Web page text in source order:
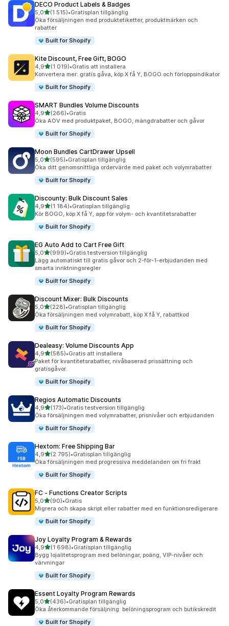
DECO Product Labels & Badges
5,0av 5 stjärnor
(1 515)
1515 recensioner totalt
•Gratisplan tillgänglig
Öka försäljningen med produktetiketter, produktmärken och
rabatter
Built for Shopify
Kite Discount, Free Gift, BOGO
4,9av 5 stjärnor
(1 019)
1019 recensioner totalt
•Gratis att installera
Konvertera mer: gratis gåva, köp X få Y, BOGO och förloppsindikator
Built for Shopify
SMART Bundles Volume Discounts
4,9av 5 stjärnor
(266)
266 recensioner totalt
•Gratis
Öka AOV med produktpaket, BOGO, mängdrabatter och gåvor
Built for Shopify
Moon Bundles CartDrawer Upsell
5,0av 5 stjärnor
(595)
595 recensioner totalt
•Gratisplan tillgänglig
Öka ditt genomsnittliga ordervärde med paket och volymrabatter
Built for Shopify
Discounty: Bulk Discount Sales
4,9av 5 stjärnor
(1 184)
1184 recensioner totalt
•Gratisplan tillgänglig
Kör BOGO, köp X få Y, app för volym- och kvantitetsrabatter
Built for Shopify
EG Auto Add to Cart Free Gift
5,0av 5 stjärnor
(999)
999 recensioner totalt
•Gratis testversion tillgänglig
Lägg automatiskt till gratis gåvor och 2-för-1-erbjudanden med
smarta inriktningsregler
Built for Shopify
Discount Mixer: Bulk Discounts
5,0av 5 stjärnor
(228)
228 recensioner totalt
•Gratisplan tillgänglig
Öka försäljningen med volymrabatt, köp X få Y, rabattkod
Built for Shopify
Dealeasy: Volume Discounts App
4,9av 5 stjärnor
(585)
585 recensioner totalt
•Gratis att installera
Paket för kvantitetsrabatter, nivåbaserad prissättning och
gratisgåvor.
Built for Shopify
Regios Automatic Discounts
4,9av 5 stjärnor
(173)
173 recensioner totalt
•Gratis testversion tillgänglig
Öka försäljningen med volymrabatter, prisnivåer och erbjudanden
Built for Shopify
Hextom: Free Shipping Bar
4,9av 5 stjärnor
(2 795)
2795 recensioner totalt
•Gratisplan tillgänglig
Öka försäljningen med progressiva meddelanden om fri frakt
Built for Shopify
FC ‑ Functions Creator Scripts
5,0av 5 stjärnor
(90)
90 recensioner totalt
•Gratis
Migrera och skapa skript eller rabatter med en funktionsredigerare
Built for Shopify
Joy Loyalty Program & Rewards
4,9av 5 stjärnor
(1 698)
1698 recensioner totalt
•Gratisplan tillgänglig
Bygg lojalitetsprogram med belöningar, poäng, VIP-nivåer och
värvningar
Built for Shopify
Essent Loyalty Program Rewards
5,0av 5 stjärnor
(436)
436 recensioner totalt
•Gratisplan tillgänglig
Öka återkommande försäljning: belöningsprogram och butikskredit
Built for Shopify